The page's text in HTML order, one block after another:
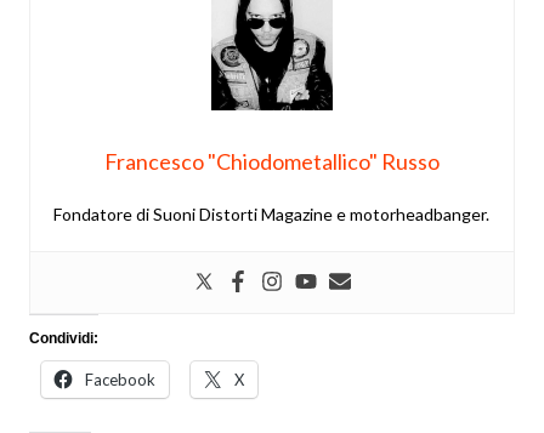
Francesco "Chiodometallico" Russo
Fondatore di Suoni Distorti Magazine e motorheadbanger.
Condividi:
Facebook X